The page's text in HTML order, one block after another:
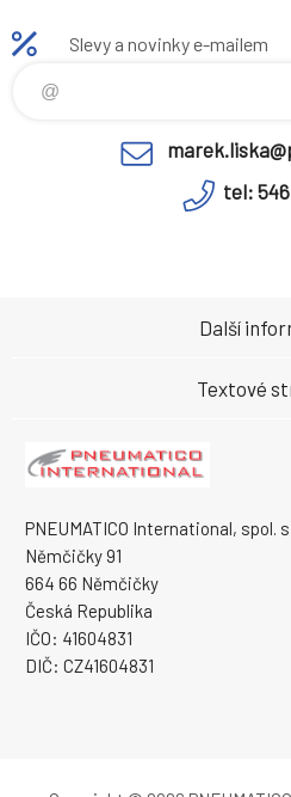
Slevy a novinky e-mailem
tel: 546
PNEUMATICO International, spol. s
Němčičky 91
664 66 Němčičky
Česká Republika
IČO: 41604831
DIČ: CZ41604831
Další
Textové